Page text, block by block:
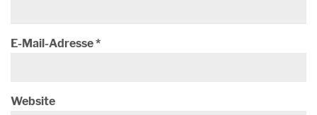
E-Mail-Adresse*
Website